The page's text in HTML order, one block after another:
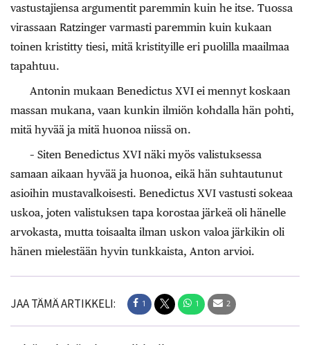
vastustajiensa argumentit paremmin kuin he itse. Tuossa
virassaan Ratzinger varmasti paremmin kuin kukaan
toinen kristitty tiesi, mitä kristityille eri puolilla maailmaa
tapahtuu.
Antonin mukaan Benedictus XVI ei mennyt koskaan
massan mukana, vaan kunkin ilmiön kohdalla hän pohti,
mitä hyvää ja mitä huonoa niissä on.
– Siten Benedictus XVI näki myös valistuksessa
samaan aikaan hyvää ja huonoa, eikä hän suhtautunut
asioihin mustavalkoisesti. Benedictus XVI vastusti sokeaa
uskoa, joten valistuksen tapa korostaa järkeä oli hänelle
arvokasta, mutta toisaalta ilman uskon valoa järkikin oli
hänen mielestään hyvin tunkkaista, Anton arvioi.
JAA TÄMÄ ARTIKKELI: 1 1 2